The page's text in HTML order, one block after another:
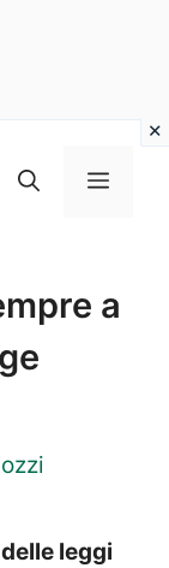
Menu
a
leggi